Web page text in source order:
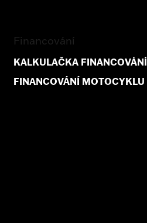
Financování
KALKULAČKA FINANCOVÁNÍ
FINANCOVÁNÍ MOTOCYKLU